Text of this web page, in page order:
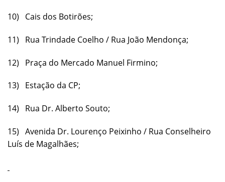
10) Cais dos Botirões;
11) Rua Trindade Coelho / Rua João Mendonça;
12) Praça do Mercado Manuel Firmino;
13) Estação da CP;
14) Rua Dr. Alberto Souto;
15) Avenida Dr. Lourenço Peixinho / Rua Conselheiro
Luís de Magalhães;